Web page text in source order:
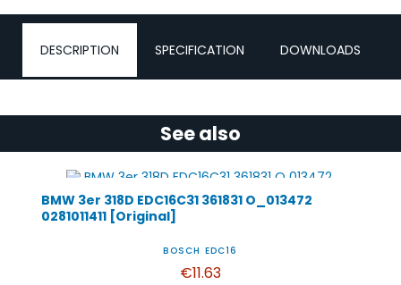
DESCRIPTION SPECIFICATION DOWNLOADS
See also
BMW 3er 318D EDC16C31 361831 O_013472
0281011411 [Original]
BOSCH EDC16
€11.63